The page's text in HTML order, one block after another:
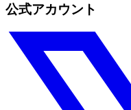
公式アカウント